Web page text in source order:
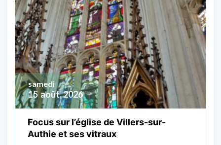
15 août, 2026
samedi
Focus sur l’église de Villers-sur-
Authie et ses vitraux